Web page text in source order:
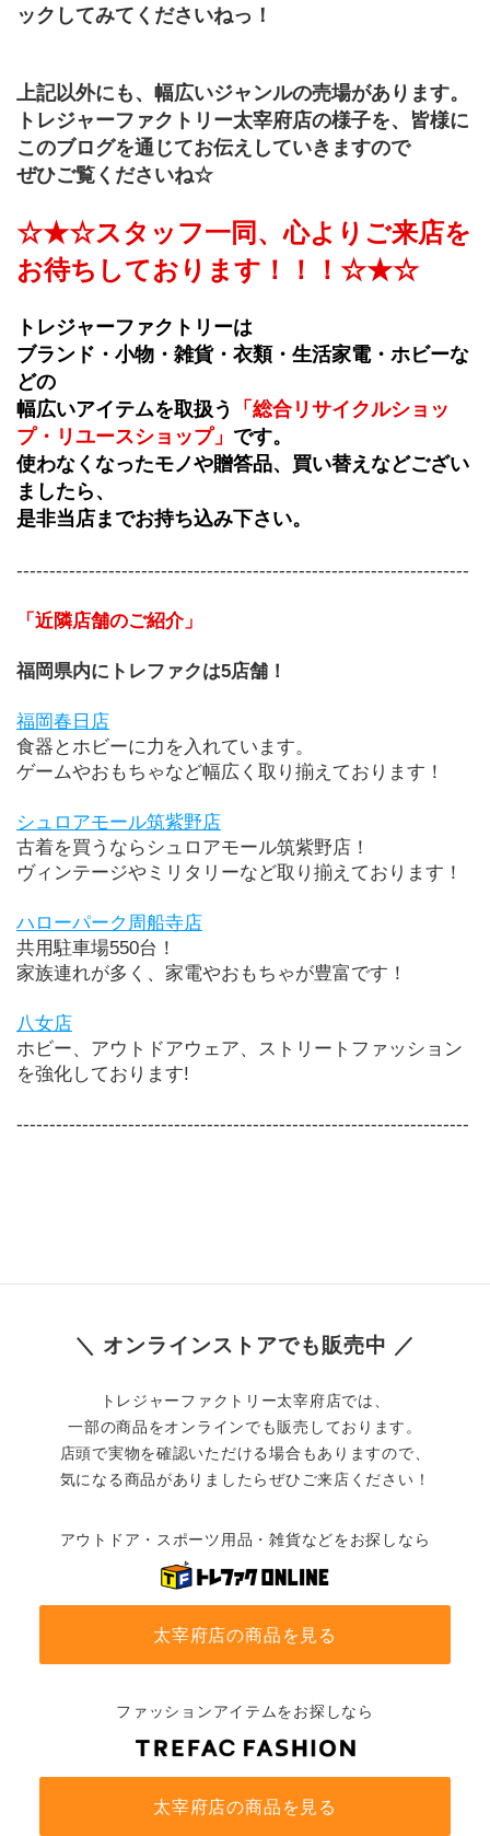
ックしてみてくださいねっ！
上記以外にも、幅広いジャンルの売場があります。
トレジャーファクトリー太宰府店の様子を、皆様に
このブログを通じてお伝えしていきますので
ぜひご覧くださいね☆
☆★☆スタッフ一同、心よりご来店を
お待ちしております！！！☆★☆
トレジャーファクトリーは
ブランド・小物・雑貨・衣類・生活家電・ホビーな
どの
幅広いアイテムを取扱う
「総合リサイクルショッ
プ・リユースショップ」 です。
使わなくなったモノや贈答品、買い替えなどござい
ましたら、
是非当店までお持ち込み下さい。
---------------------------------------------------------------------
「近隣店舗のご紹介」
福岡県内にトレファクは5店舗！
福岡春日店
食器とホビーに力を入れています。
ゲームやおもちゃなど幅広く取り揃えております！
シュロアモール筑紫野店
古着を買うならシュロアモール筑紫野店！
ヴィンテージやミリタリーなど取り揃えております！
ハローパーク周船寺店
共用駐車場550台！
家族連れが多く、家電やおもちゃが豊富です！
八女店
ホビー、アウトドアウェア、ストリートファッション
を強化しております!
---------------------------------------------------------------------
＼ オンラインストアでも販売中 ／
トレジャーファクトリー太宰府店では、
一部の商品をオンラインでも販売しております。
店頭で実物を確認いただける場合もありますので、
気になる商品がありましたらぜひご来店ください！
アウトドア・スポーツ用品・雑貨などをお探しなら
太宰府店の商品を見る
ファッションアイテムをお探しなら
太宰府店の商品を見る